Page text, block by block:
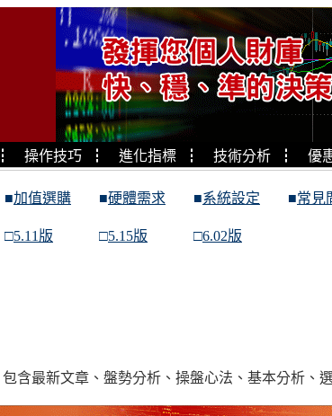
┇ 操作技巧 ┇ 進化指標 ┇ 技術分析 ┇ 優
■加值選購 ■硬體需求 ■系統設定 ■常見
□5.11版 □5.15版 □6.02版
含最新文章、盤勢分析、操盤心法、基本分析、